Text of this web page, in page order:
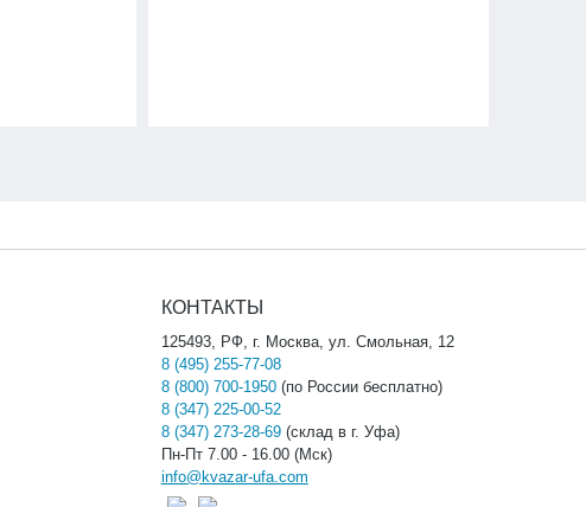
КОНТАКТЫ
125493, РФ, г. Москва, ул. Смольная, 12
8 (495) 255-77-08
8 (800) 700-1950(по России бесплатно)
8 (347) 225-00-52
8 (347) 273-28-69(склад в г. Уфа)
Пн-Пт 7.00 - 16.00 (Мск)
info@kvazar-ufa.com